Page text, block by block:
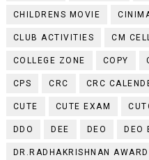
CHILDRENS MOVIE
CLUB ACTIVITIES CM CELL
COLLEGE ZONE COPY
CPS CRC CRC
CUTE CUTE EXAM
DDO DEE DEO DEO
DR.RADHAKRISHNAN AWARD